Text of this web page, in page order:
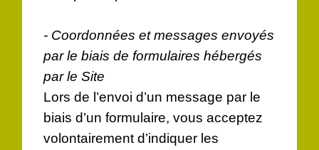
- Coordonnées et messages envoyés
par le biais de formulaires hébergés
par le Site
Lors de l’envoi d’un message par le
biais d’un formulaire, vous acceptez
volontairement d’indiquer les